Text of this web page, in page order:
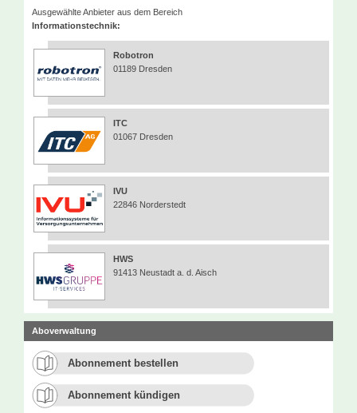
Ausgewählte Anbieter aus dem Bereich
Informationstechnik:
Robotron
01189 Dresden
ITC
01067 Dresden
IVU
22846 Norderstedt
HWS
91413 Neustadt a. d. Aisch
Aboverwaltung
Abonnement bestellen
Abonnement kündigen